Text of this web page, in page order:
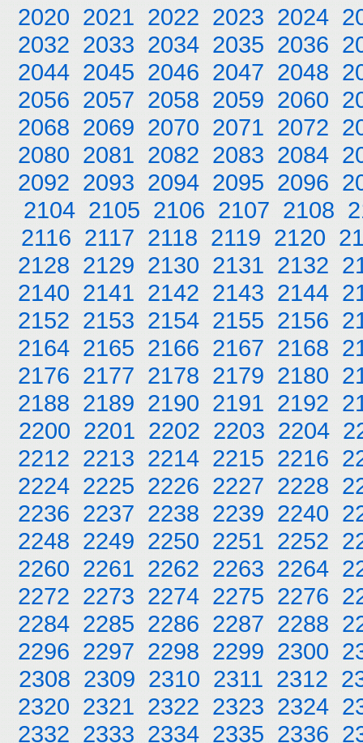
2020 2021 2022 2023 2024
2032 2033 2034 2035 2036
2044 2045 2046 2047 2048
2056 2057 2058 2059 2060
2068 2069 2070 2071 2072
2080 2081 2082 2083 2084
2092 2093 2094 2095 2096
2104 2105 2106 2107 2108
2116 2117 2118 2119 2120
2128 2129 2130 2131 2132
2140 2141 2142 2143 2144
2152 2153 2154 2155 2156
2164 2165 2166 2167 2168
2176 2177 2178 2179 2180
2188 2189 2190 2191 2192
2200 2201 2202 2203 2204
2212 2213 2214 2215 2216
2224 2225 2226 2227 2228
2236 2237 2238 2239 2240
2248 2249 2250 2251 2252
2260 2261 2262 2263 2264
2272 2273 2274 2275 2276
2284 2285 2286 2287 2288
2296 2297 2298 2299 2300
2308 2309 2310 2311 2312
2320 2321 2322 2323 2324
2332 2333 2334 2335 2336